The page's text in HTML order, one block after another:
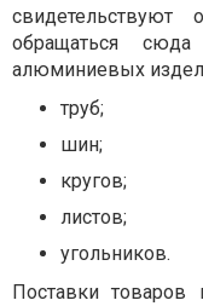
обращаться
алюминиевых
труб;
шин;
кругов;
листов;
угольников.
Поставки товаров